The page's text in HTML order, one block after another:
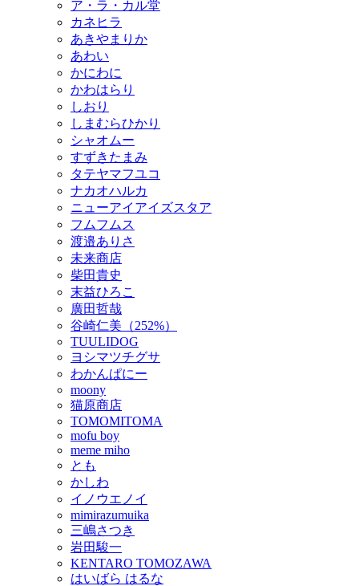
ア・ラ・カル堂
カネヒラ
あきやまりか
あわい
かにわに
かわはらり
しおり
しまむらひかり
シャオムー
すずきたまみ
タテヤマフユコ
ナカオハルカ
ニューアイアイズスタア
フムフムス
渡邉ありさ
未来商店
柴田貴史
末益ひろこ
廣田哲哉
谷崎仁美（252%）
TUULIDOG
ヨシマツチグサ
わかんぱにー
moony
猫原商店
TOMOMITOMA
mofu boy
meme miho
とも
かしわ
イノウエノイ
mimirazumuika
三嶋さつき
岩田駿一
KENTARO TOMOZAWA
はいばら はるな